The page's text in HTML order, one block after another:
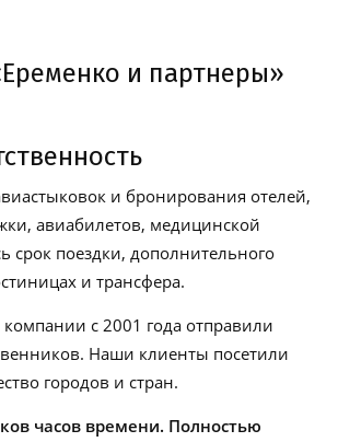
и партнеры»
и бронирования отелей,
авиабилетов, медицинской
срок поездки, дополнительного
и трансфера.
с 2001 года отправили
Наши клиенты посетили
городов и стран.
часов времени. Полностью